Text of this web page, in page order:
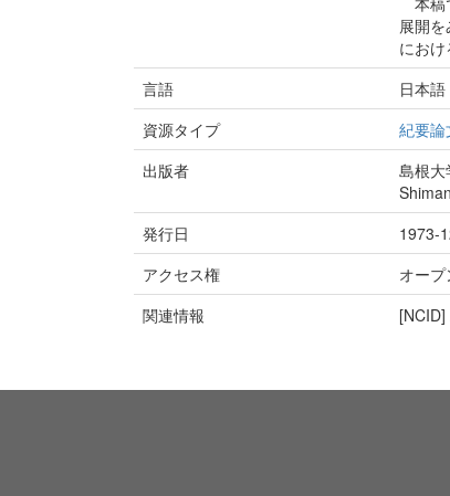
展開
にお
言語
日本語
資源タイプ
紀要論
出版者
島根大
発行日
1973-
アクセス権
オープ
関連情報
[NCID]